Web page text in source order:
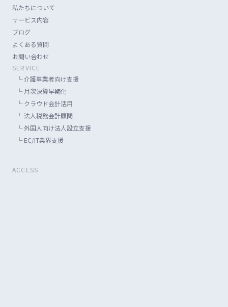
私たちについて
サービス内容
ブログ
よくある質問
お問い合わせ
SERVICE
└介護事業者向け支援
└月次決算早期化
└クラウド会計活用
└法人税務会計顧問
└外国人向け法人設立支援
└EC/IT業界支援
ACCESS